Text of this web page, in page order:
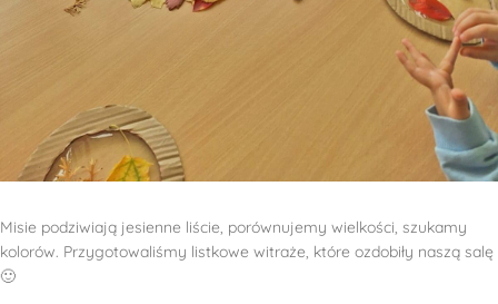
Misie podziwiają jesienne liście, porównujemy wielkości, szukamy
kolorów. Przygotowaliśmy listkowe witraże, które ozdobiły naszą salę
🙂